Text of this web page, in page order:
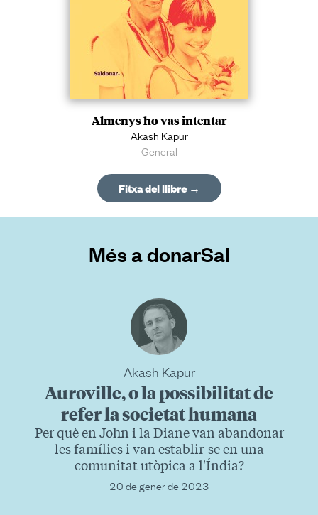
Almenys ho vas intentar
Akash Kapur
General
Fitxa del llibre →
Més a donarSal
Akash Kapur
Auroville, o la possibilitat de
refer la societat humana
Per què en John i la Diane van abandonar
les famílies i van establir-se en una
comunitat utòpica a l'Índia?
20 de gener de 2023